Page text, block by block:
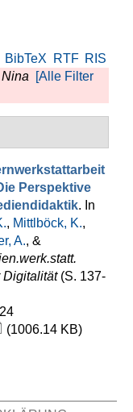
BibTeX RTF RIS
[Alle Filter
Perspektive
. In
, Mittlböck, K.,
A., &
Digitalität(S. 137-
(1006.14 KB)